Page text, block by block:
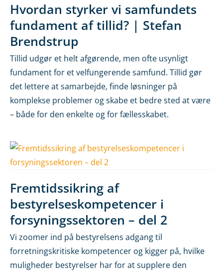
Hvordan styrker vi samfundets
fundament af tillid? | Stefan
Brendstrup
Tillid udgør et helt afgørende, men ofte usynligt
fundament for et velfungerende samfund. Tillid gør
det lettere at samarbejde, finde løsninger på
komplekse problemer og skabe et bedre sted at være
– både for den enkelte og for fællesskabet.
Fremtidssikring af
bestyrelseskompetencer i
forsyningssektoren – del 2
Vi zoomer ind på bestyrelsens adgang til
forretningskritiske kompetencer og kigger på, hvilke
muligheder bestyrelser har for at supplere den